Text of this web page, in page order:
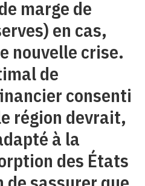
marge de
en cas,
nouvelle crise.
de
consenti
région devrait,
à la
des États